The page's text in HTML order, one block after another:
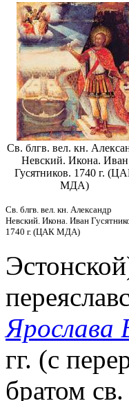
Св. блгв. вел. кн.
Невский. Икона. Иван
Гусятников. 1740 г.
МДА)
Св. блгв. вел. кн. Александр
Невский. Икона. Иван
1740 г. (ЦАК МДА)
Ярослава
гг. (с
братом